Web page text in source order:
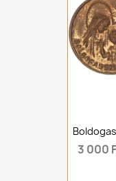
3 000